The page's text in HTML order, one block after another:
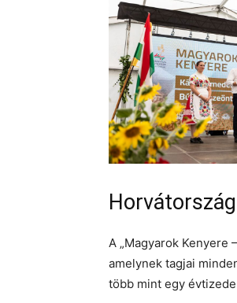
A „Magyarok Kenyere
amelynek tagjai
több mint egy